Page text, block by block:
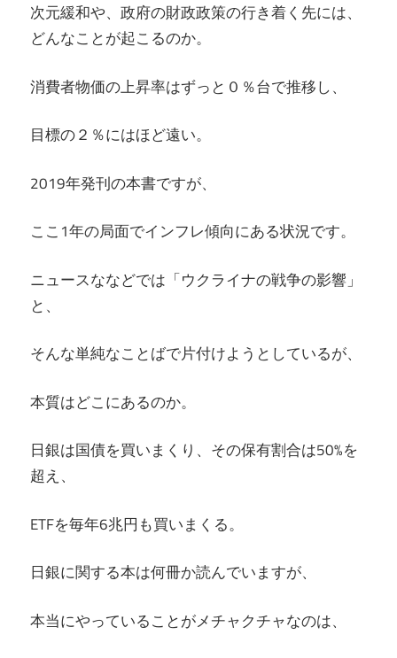
次元緩和や、政府の財政政策の行き着く先には、
どんなことが起こるのか。
消費者物価の上昇率はずっと０％台で推移し、
目標の２％にはほど遠い。
2019年発刊の本書ですが、
ここ1年の局面でインフレ傾向にある状況です。
ニュースななどでは「ウクライナの戦争の影響」
と、
そんな単純なことばで片付けようとしているが、
本質はどこにあるのか。
日銀は国債を買いまくり、その保有割合は50%を
超え、
ETFを毎年6兆円も買いまくる。
日銀に関する本は何冊か読んでいますが、
本当にやっていることがメチャクチャなのは、